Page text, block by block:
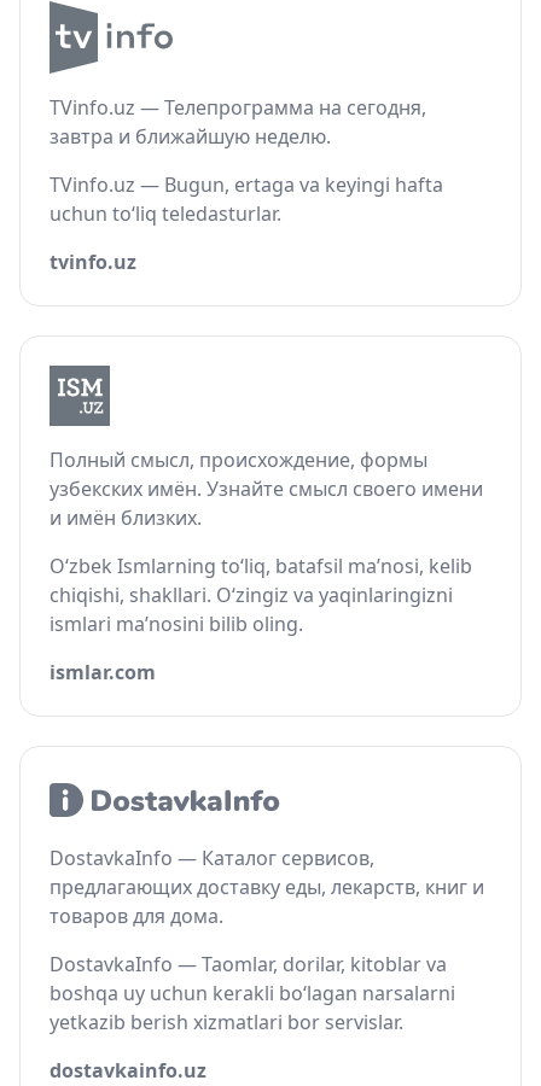
TVinfo.uz — Телепрограмма на сегодня,
завтра и ближайшую неделю.
TVinfo.uz — Bugun, ertaga va keyingi hafta
uchun to‘liq teledasturlar.
tvinfo.uz
Полный смысл, происхождение, формы
узбекских имён. Узнайте смысл своего имени
и имён близких.
O‘zbek Ismlarning to‘liq, batafsil ma’nosi, kelib
chiqishi, shakllari. O‘zingiz va yaqinlaringizni
ismlari ma’nosini bilib oling.
ismlar.com
DostavkaInfo — Каталог сервисов,
предлагающих доставку еды, лекарств, книг и
товаров для дома.
DostavkaInfo — Taomlar, dorilar, kitoblar va
boshqa uy uchun kerakli bo‘lagan narsalarni
yetkazib berish xizmatlari bor servislar.
dostavkainfo.uz